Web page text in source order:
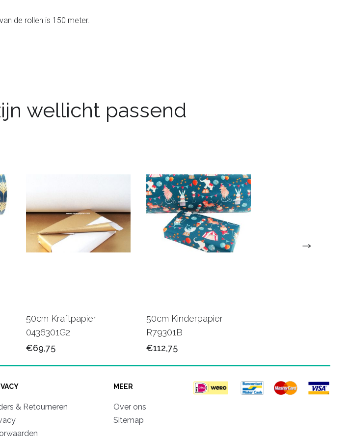
de rollen is 150 meter.
wellicht passend
50cm Kraftpapier
0436301G2
€69,75
50cm Kinderpapier
R79301B
€112,75
& Retourneren
MEER
Over ons
Sitemap